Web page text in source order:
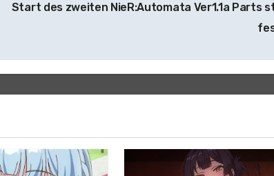
Start des zweiten NieR:Automata Ver1.1a Parts